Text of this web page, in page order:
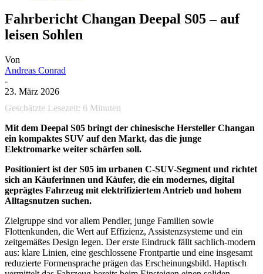
Fahrbericht Changan Deepal S05 – auf
leisen Sohlen
Von
Andreas Conrad
-
23. März 2026
Geschätzte Lesezeit: 6 Minuten
Mit dem Deepal S05 bringt der chinesische Hersteller Changan
ein kompaktes SUV auf den Markt, das die junge
Elektromarke weiter schärfen soll.
Positioniert ist der S05 im urbanen C-SUV-Segment und richtet
sich an Käuferinnen und Käufer, die ein modernes, digital
geprägtes Fahrzeug mit elektrifiziertem Antrieb und hohem
Alltagsnutzen suchen.
Zielgruppe sind vor allem Pendler, junge Familien sowie
Flottenkunden, die Wert auf Effizienz, Assistenzsysteme und ein
zeitgemäßes Design legen. Der erste Eindruck fällt sachlich-modern
aus: klare Linien, eine geschlossene Frontpartie und eine insgesamt
reduzierte Formensprache prägen das Erscheinungsbild. Haptisch